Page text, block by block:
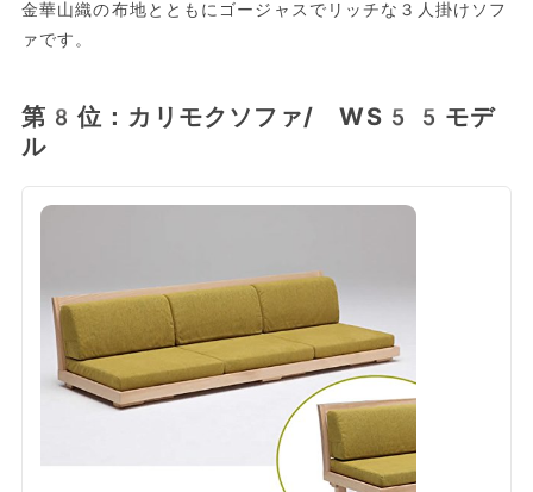
金華山織の布地とともにゴージャスでリッチな３人掛けソフ
ァです。
第8位：カリモクソファ/ WS55モデ
ル